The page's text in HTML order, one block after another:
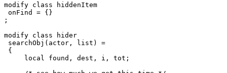
modify class hiddenItem
onFind = {}
;
modify class hider
searchObj(actor, list) =
{
     local found, dest, i, tot;